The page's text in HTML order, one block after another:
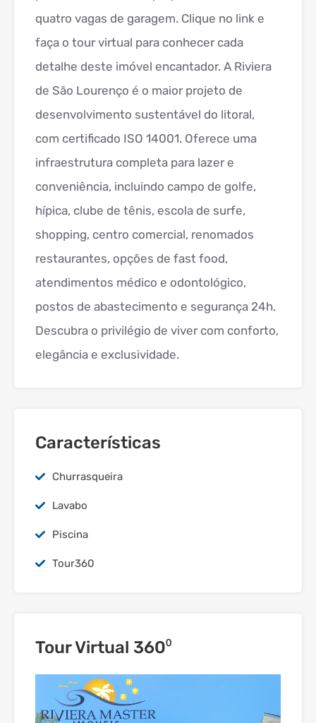
quatro vagas de garagem. Clique no link e
faça o tour virtual para conhecer cada
detalhe deste imóvel encantador. A Riviera
de São Lourenço é o maior projeto de
desenvolvimento sustentável do litoral,
com certificado ISO 14001. Oferece uma
infraestrutura completa para lazer e
conveniência, incluindo campo de golfe,
hípica, clube de tênis, escola de surfe,
shopping, centro comercial, renomados
restaurantes, opções de fast food,
atendimentos médico e odontológico,
postos de abastecimento e segurança 24h.
Descubra o privilégio de viver com conforto,
elegância e exclusividade.
Características
Churrasqueira
Lavabo
Piscina
Tour360
Tour Virtual 360⁰